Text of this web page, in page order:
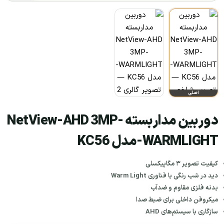
اصلی
دوربین مداربسته NetView-AHD 3MP-
WARMLIGHT-مدل KC56
کیفیت تصویر۳مگاپیکسلی
دید در شب رنگی با فناوری
بدنه فلزی مقاوم و ضدآب
میکروفن داخلی برای ضبط صدا
سازگاری با سیستم‌های